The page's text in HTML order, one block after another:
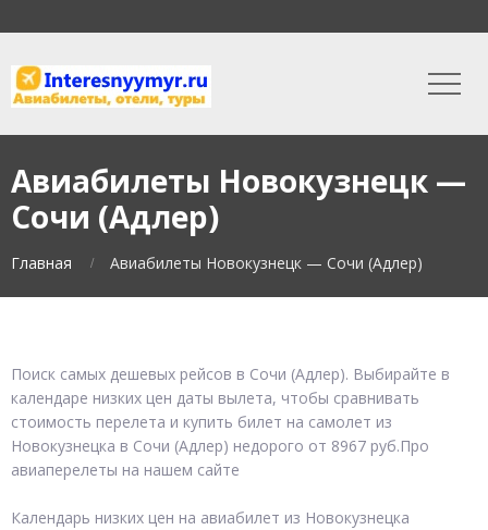
Авиабилеты Новокузнецк —
Сочи (Адлер)
Главная Авиабилеты Новокузнецк — Сочи (Адлер)
Поиск самых дешевых рейсов в Сочи (Адлер). Выбирайте в
календаре низких цен даты вылета, чтобы сравнивать
стоимость перелета и купить билет на самолет из
Новокузнецка в Сочи (Адлер) недорого от 8967 руб.Про
авиаперелеты на нашем сайте
Календарь низких цен на авиабилет из Новокузнецка